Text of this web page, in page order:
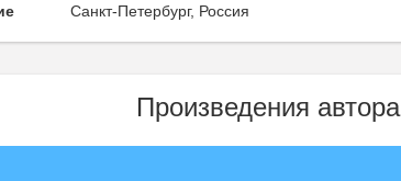
Санкт-Петербург, Россия
Произведения автора